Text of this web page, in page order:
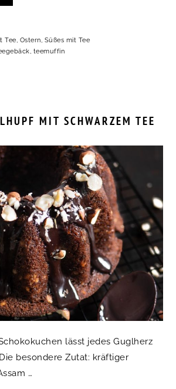
Tee Ostern Süßes mit Tee
teemuffin
MIT SCHWARZEM TEE
lässt jedes Guglherz
besondere Zutat: kräftiger
…